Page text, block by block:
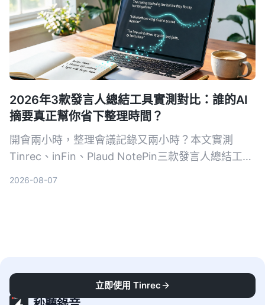
2026年3款發言人總結工具實測對比：誰的AI
摘要真正幫你省下整理時間？
開會兩小時，整理會議記錄又兩小時？本文實測
Tinrec、inFin、Plaud NotePin三款發言人總結工
2026-08-07
立即使用 Tinrec